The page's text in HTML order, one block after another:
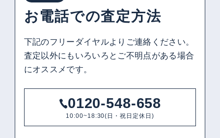
お電話での査定方法
下記のフリーダイヤルよりご連絡ください。
査定以外にもいろいろとご不明点がある場合
にオススメです。
0120-548-658
10:00~18:30(日・祝日定休日)